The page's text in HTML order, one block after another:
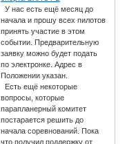
У нас есть ещё месяц до
начала и прошу всех пилотов
принять участие в этом
событии. Предварительную
заявку можно будет подать
по электронке. Адрес в
Положении указан.
Есть ещё некоторые
вопросы, которые
парапланерный комитет
постарается решить до
начала соревнований. Пока
что получил поддержку от